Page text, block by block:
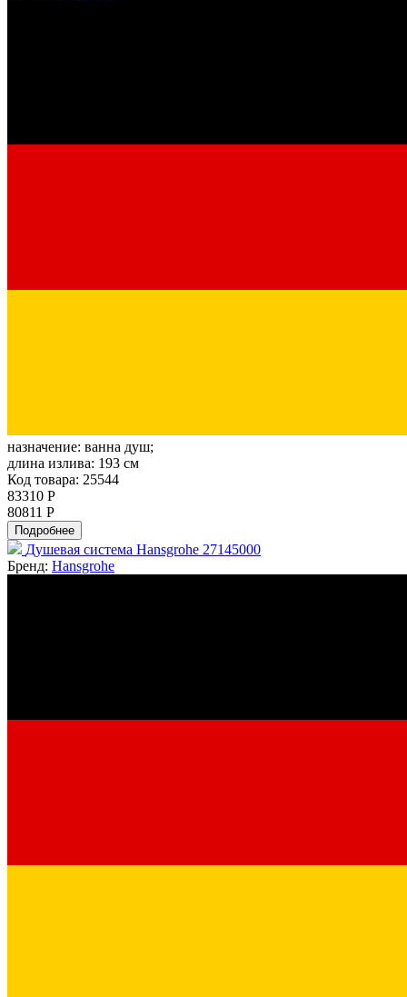
назначение: ванна душ;
длина излива: 193 см
Код товара: 25544
83310 Р
80811 Р
Подробнее
Душевая система Hansgrohe 27145000
Бренд: Hansgrohe